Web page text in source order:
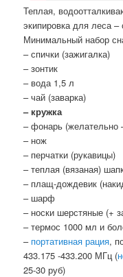
Теплая,
экипировка для леса –
Минимальный набор
– спички (зажигалка)
– зонтик
– вода 1,5 л
– чай (заварка)
– кружка
– фонарь (желательно
– нож
– перчатки (рукавицы)
– теплая (вязаная)
– плащ-дождевик
– шарф
– носки шерстяные (+
– термос 1000 мл и
– портативная рация,
433.175 -433.200 МГц (
25-30 руб)